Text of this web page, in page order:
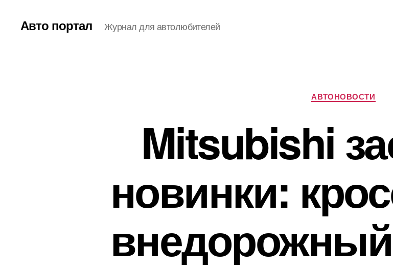
Авто портал Журнал для автолюбителей
Рубрики
АВТОНОВОСТИ
Mitsubishi
новинки: